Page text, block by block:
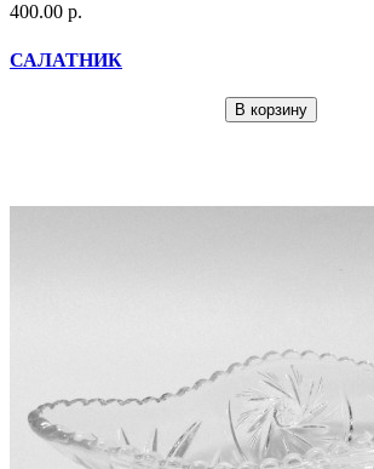
400.00 р.
САЛАТНИК
В корзину